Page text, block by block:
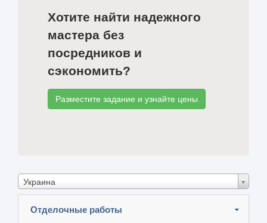
Хотите найти надежного
мастера без
посредников и
сэкономить?
Разместите задание и узнайте цены
Украина
Отделочные работы